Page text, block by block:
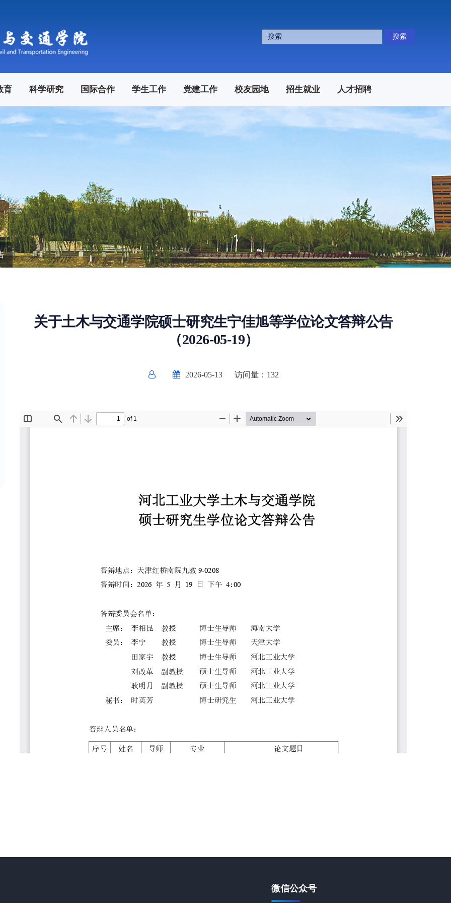
搜索
育 科学研究 国际合作 学生工作 党建工作 校友园地 招生就业 人才招聘
关于土木与交通学院硕士研究生宁佳旭等学位论文答辩公告
（2026-05-19）
2026-05-13 访问量： 132
微信公众号